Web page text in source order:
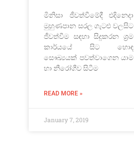
මිනිසා ජීවත්වීමේදී එදිනෙදා
මුහුණපාන සරල ගැටළු වලසිට
ජීවත්වීම සඳහා සිදුකරන ශ‍්‍රම
කාර්යයේ සිට හොඳ
සෞඛ්‍යයක් පවත්වාගෙන යාම
හා නීරෝගීව සිටීම
READ MORE »
January 7, 2019